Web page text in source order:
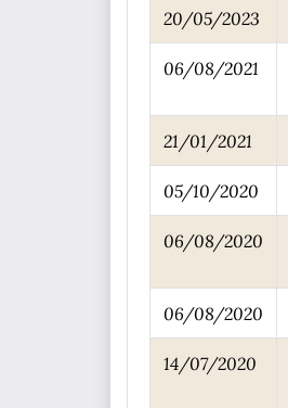
20/05/2023
06/08/2021
21/01/2021
05/10/2020
06/08/2020
06/08/2020
14/07/2020